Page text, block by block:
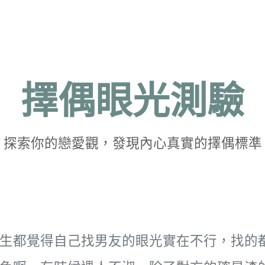
擇偶眼光測驗
探索你的戀愛觀，發現內心真實的擇偶標準
都覺得自己找男友的眼光實在不行，找的